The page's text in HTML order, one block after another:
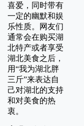
喜爱，同时带有
一定的幽默和娱
乐性质。网友们
通常会在购买湖
北特产或者享受
湖北美食之后，
用“我为湖北胖
三斤”来表达自
己对湖北的支持
和对美食的热
衷。